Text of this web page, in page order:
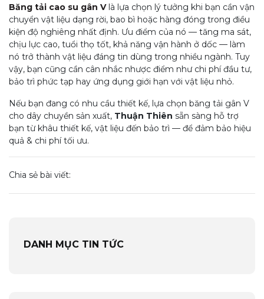
Băng tải cao su gân Vlà lựa chọn lý tưởng khi bạn cần vận
chuyển vật liệu dạng rời, bao bì hoặc hàng đóng trong điều
kiện độ nghiêng nhất định. Ưu điểm của nó — tăng ma sát,
chịu lực cao, tuổi thọ tốt, khả năng vận hành ở dốc — làm
nó trở thành vật liệu đáng tin dùng trong nhiều ngành. Tuy
vậy, bạn cũng cần cân nhắc nhược điểm như chi phí đầu tư,
bảo trì phức tạp hay ứng dụng giới hạn với vật liệu nhỏ.
Nếu bạn đang có nhu cầu thiết kế, lựa chọn băng tải gân V
cho dây chuyền sản xuất, Thuận Thiên sẵn sàng hỗ trợ
bạn từ khâu thiết kế, vật liệu đến bảo trì — để đảm bảo hiệu
quả & chi phí tối ưu.
Chia sẻ bài viết:
DANH MỤC TIN TỨC